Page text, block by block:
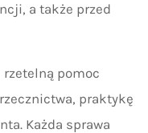
a także przed
pomoc
praktykę
Każda sprawa